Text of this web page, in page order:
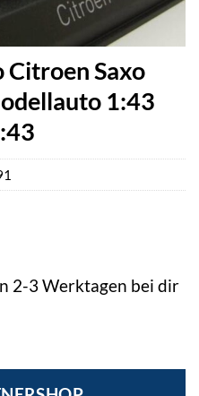
Saxo
1:43
2-3 Werktagen bei dir